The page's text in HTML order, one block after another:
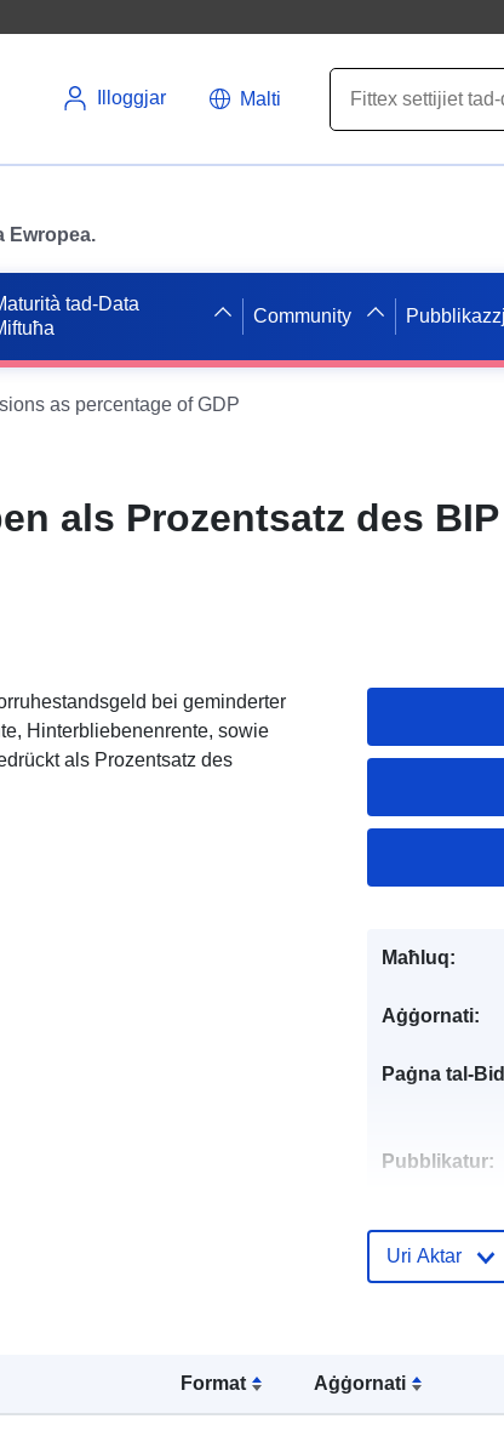
Illoggjar Malti
Ewropea.
tad-Data
Community
as percentage of GDP
als Prozentsatz des BIP
bei geminderter
Hinterbliebenenrente, sowie
als Prozentsatz des
Format Aġġornati
Maħluq:
Aġġornati:
Paġna tal-
Pubblikatur:
Uri Aktar